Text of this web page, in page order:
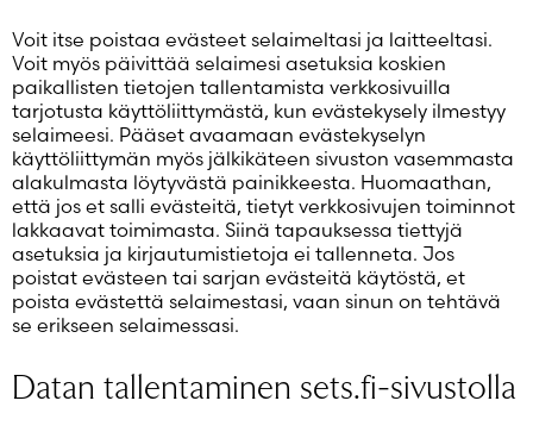
Voit itse poistaa evästeet selaimeltasi ja laitteeltasi.
Voit myös päivittää selaimesi asetuksia koskien
paikallisten tietojen tallentamista verkkosivuilla
tarjotusta käyttöliittymästä, kun evästekysely ilmestyy
selaimeesi. Pääset avaamaan evästekyselyn
käyttöliittymän myös jälkikäteen sivuston vasemmasta
alakulmasta löytyvästä painikkeesta. Huomaathan,
että jos et salli evästeitä, tietyt verkkosivujen toiminnot
lakkaavat toimimasta. Siinä tapauksessa tiettyjä
asetuksia ja kirjautumistietoja ei tallenneta. Jos
poistat evästeen tai sarjan evästeitä käytöstä, et
poista evästettä selaimestasi, vaan sinun on tehtävä
se erikseen selaimessasi.
Datan tallentaminen sets.fi-sivustolla